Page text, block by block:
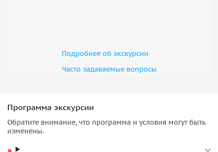
Подробнее об экскурсии
Часто задаваемые вопросы
Программа экскурсии
Обратите внимание, что программа и условия могут быть
изменены.